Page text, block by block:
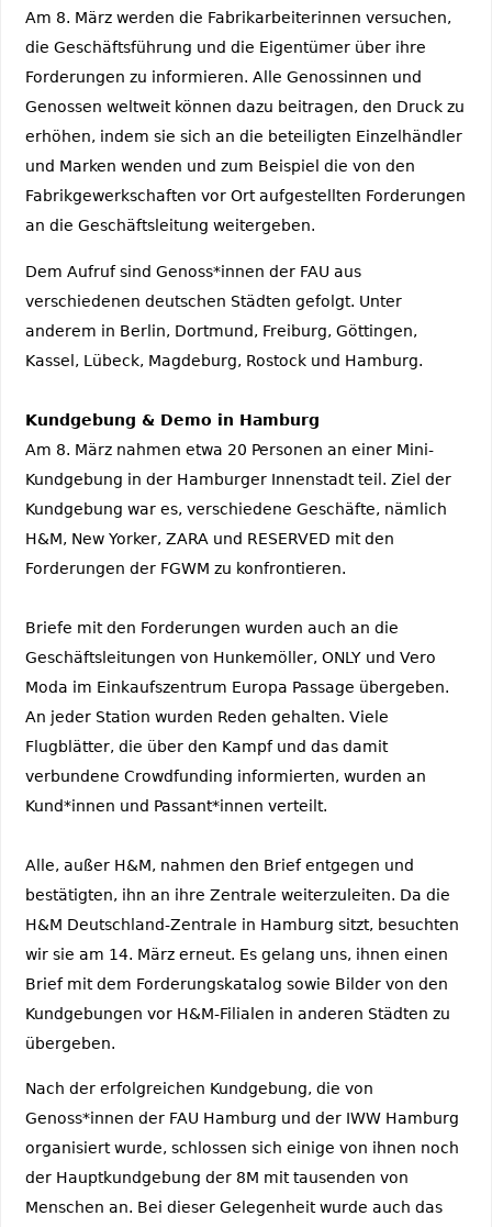
Am 8. März werden die Fabrikarbeiterinnen versuchen,
die Geschäftsführung und die Eigentümer über ihre
Forderungen zu informieren. Alle Genossinnen und
Genossen weltweit können dazu beitragen, den Druck zu
erhöhen, indem sie sich an die beteiligten Einzelhändler
und Marken wenden und zum Beispiel die von den
Fabrikgewerkschaften vor Ort aufgestellten Forderungen
an die Geschäftsleitung weitergeben.
Dem Aufruf sind Genoss*innen der FAU aus
verschiedenen deutschen Städten gefolgt. Unter
anderem in Berlin, Dortmund, Freiburg, Göttingen,
Kassel, Lübeck, Magdeburg, Rostock und Hamburg.
Kundgebung & Demo in Hamburg
Am 8. März nahmen etwa 20 Personen an einer Mini-
Kundgebung in der Hamburger Innenstadt teil. Ziel der
Kundgebung war es, verschiedene Geschäfte, nämlich
H&M, New Yorker, ZARA und RESERVED mit den
Forderungen der FGWM zu konfrontieren.
Briefe mit den Forderungen wurden auch an die
Geschäftsleitungen von Hunkemöller, ONLY und Vero
Moda im Einkaufszentrum Europa Passage übergeben.
An jeder Station wurden Reden gehalten. Viele
Flugblätter, die über den Kampf und das damit
verbundene Crowdfunding informierten, wurden an
Kund*innen und Passant*innen verteilt.
Alle, außer H&M, nahmen den Brief entgegen und
bestätigten, ihn an ihre Zentrale weiterzuleiten. Da die
H&M Deutschland-Zentrale in Hamburg sitzt, besuchten
wir sie am 14. März erneut. Es gelang uns, ihnen einen
Brief mit dem Forderungskatalog sowie Bilder von den
Kundgebungen vor H&M-Filialen in anderen Städten zu
übergeben.
Nach der erfolgreichen Kundgebung, die von
Genoss*innen der FAU Hamburg und der IWW Hamburg
organisiert wurde, schlossen sich einige von ihnen noch
der Hauptkundgebung der 8M mit tausenden von
Menschen an. Bei dieser Gelegenheit wurde auch das